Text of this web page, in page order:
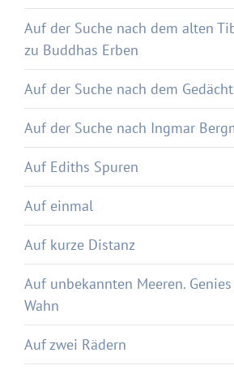
Auf der Suche nach dem alten
zu Buddhas Erben
Auf der Suche nach dem
Auf der Suche nach Ingmar
Auf Ediths Spuren
Auf einmal
Auf kurze Distanz
Auf unbekannten Meeren.
Wahn
Auf zwei Rädern